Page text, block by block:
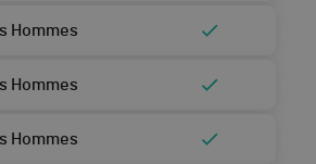
Hommes
Hommes
Hommes